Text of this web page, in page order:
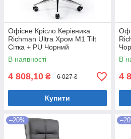
Офісне Крісло Керівника
Richman Ultra Хром М1 Tilt
Сітка + PU Чорний
В наявності
4 808,10 ₴ 6 027 ₴
Купити
В
4
–20%